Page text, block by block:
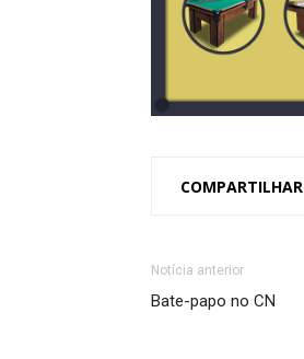
COMPARTILHAR
Notícia anterior
Bate-papo no CN